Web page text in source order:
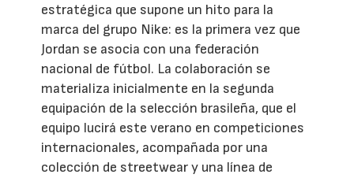
estratégica que supone un hito para la
marca del grupo Nike: es la primera vez que
Jordan se asocia con una federación
nacional de fútbol. La colaboración se
materializa inicialmente en la segunda
equipación de la selección brasileña, que el
equipo lucirá este verano en competiciones
internacionales, acompañada por una
colección de streetwear y una línea de